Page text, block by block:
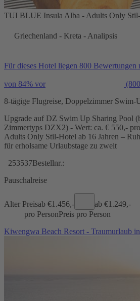
TUI BLUE Insula Alba - Adults Only
Griechenland - Kreta - Analipsis
Für dieses Hotel liegen 800 Bewertungen
von 84% vor
8-tägige Flugreise, Doppelzimmer
Upgrade auf DZ Swim Up Sharing Pool
Zimmertyps DZX2) - Wert: ca. € 550,-
Adults Only Stil-Hotel ab 16 Jahren –
für erholsame Urlaubstage zu zweit
253537Bestellnr.:
Pauschalreise
Alter Preisab €1.456,- ab €1.249,-
pro PersonPreis pro Person
Kiwengwa Beach Resort - Traumurlaub